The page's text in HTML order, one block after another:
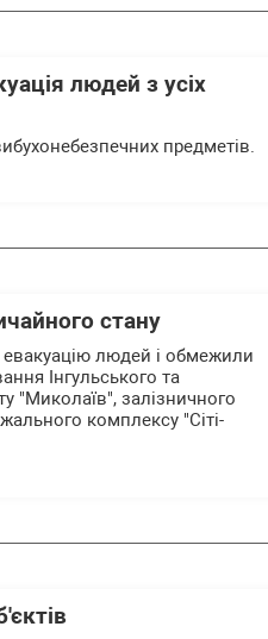
людей з усіх
предметів.
стану
евакуацію людей і обмежили
Інгульського та
"Миколаїв", залізничного
комплексу "Сіті-